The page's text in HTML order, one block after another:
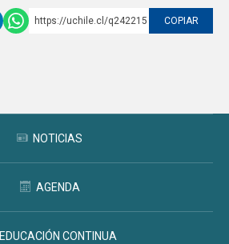
https://uchile.cl/q242215 COPIAR
NOTICIAS
AGENDA
EDUCACIÓN CONTINUA